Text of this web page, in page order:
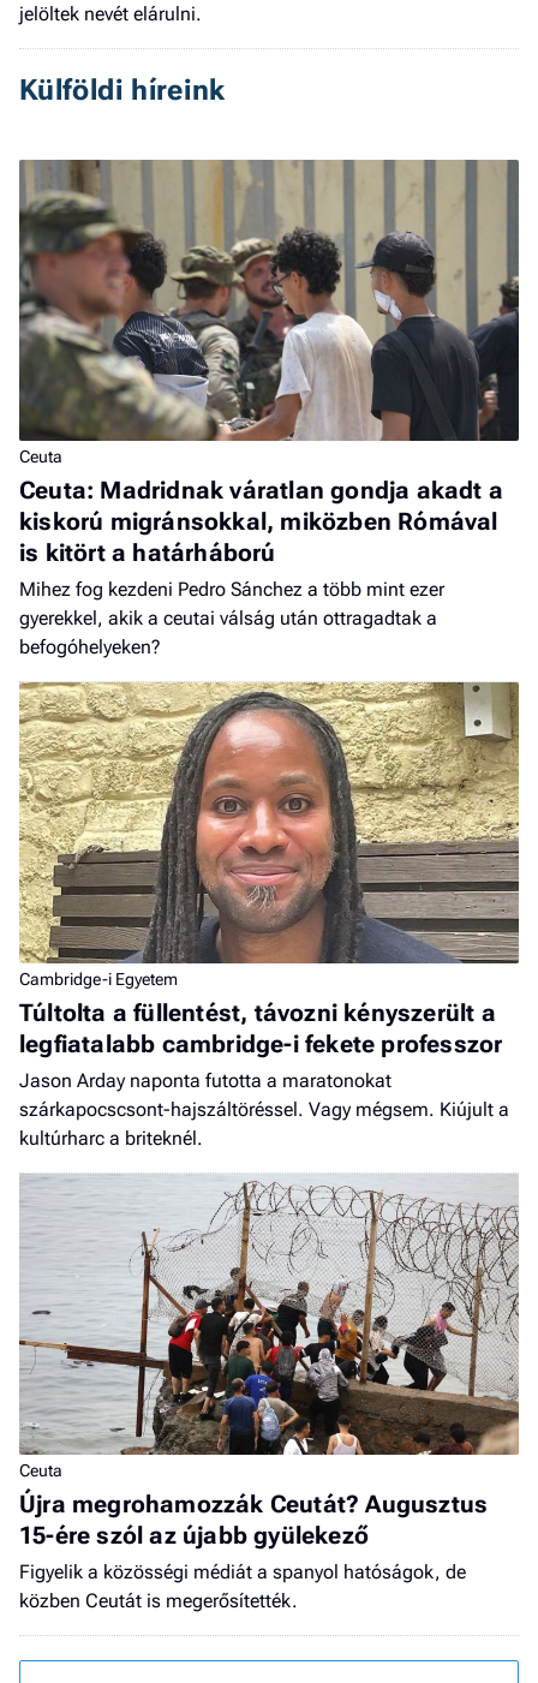
jelöltek nevét elárulni.
Külföldi híreink
Ceuta
Ceuta: Madridnak váratlan gondja akadt a
kiskorú migránsokkal, miközben Rómával
is kitört a határháború
Mihez fog kezdeni Pedro Sánchez a több mint ezer
gyerekkel, akik a ceutai válság után ottragadtak a
befogóhelyeken?
Cambridge-i Egyetem
Túltolta a füllentést, távozni kényszerült a
legfiatalabb cambridge-i fekete professzor
Jason Arday naponta futotta a maratonokat
szárkapocscsont-hajszáltöréssel. Vagy mégsem. Kiújult a
kultúrharc a briteknél.
Ceuta
Újra megrohamozzák Ceutát? Augusztus
15-ére szól az újabb gyülekező
Figyelik a közösségi médiát a spanyol hatóságok, de
közben Ceutát is megerősítették.